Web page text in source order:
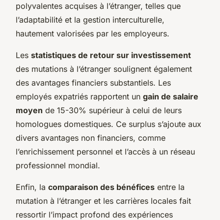
polyvalentes acquises à l’étranger, telles que
l’adaptabilité et la gestion interculturelle,
hautement valorisées par les employeurs.
Les statistiques de retour sur investissement
des mutations à l’étranger soulignent également
des avantages financiers substantiels. Les
employés expatriés rapportent un gain de salaire
moyen de 15-30% supérieur à celui de leurs
homologues domestiques. Ce surplus s’ajoute aux
divers avantages non financiers, comme
l’enrichissement personnel et l’accès à un réseau
professionnel mondial.
Enfin, la comparaison des bénéfices entre la
mutation à l’étranger et les carrières locales fait
ressortir l’impact profond des expériences